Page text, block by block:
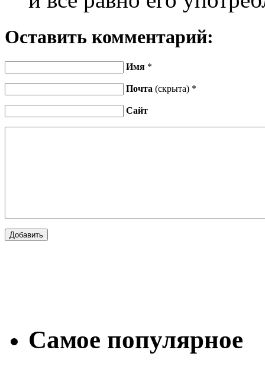
Оставить комментарий:
Имя *
Почта (скрыта) *
Сайт
Самое популярное